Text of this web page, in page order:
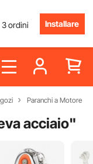
ordini
Installare
Paranchi a Motore
acciaio"